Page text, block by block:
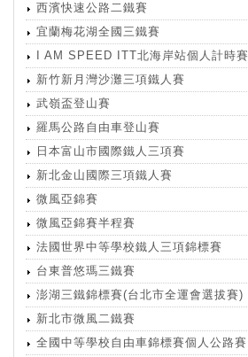
西濱快速公路二鐵賽
宜蘭梅花湖全國三鐵賽
I AM SPEED ITT北海岸站個人計時賽
新竹新月灣沙灘三項鐵人賽
武嶺盃登山賽
羅馬公路自由車登山賽
日本富山市國際鐵人三項賽
新北金山國際三項鐵人賽
微風亞錦賽
微風亞錦賽半程賽
法國世界中等學校鐵人三項錦標賽
台東普悠瑪三鐵賽
澎湖三鐵錦標賽(台北市全運會選拔賽)
新北市微風二鐵賽
全國中等學校自由車錦標賽個人公路賽